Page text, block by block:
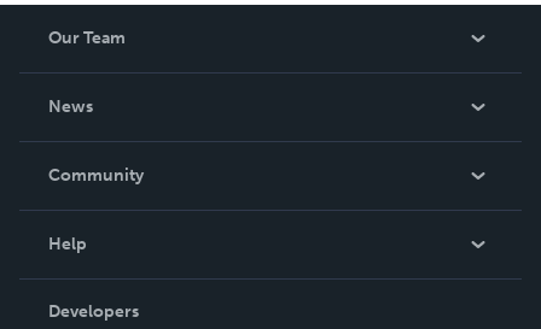
Our Team
News
In The News
Community
Podcast
Help
Order Lookup
Developers